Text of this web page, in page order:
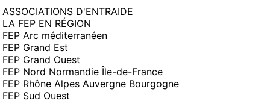
ASSOCIATIONS D'ENTRAIDE
LA FEP EN RÉGION
FEP Arc méditerranéen
FEP Grand Est
FEP Grand Ouest
FEP Nord Normandie Île-de-France
FEP Rhône Alpes Auvergne Bourgogne
FEP Sud Ouest